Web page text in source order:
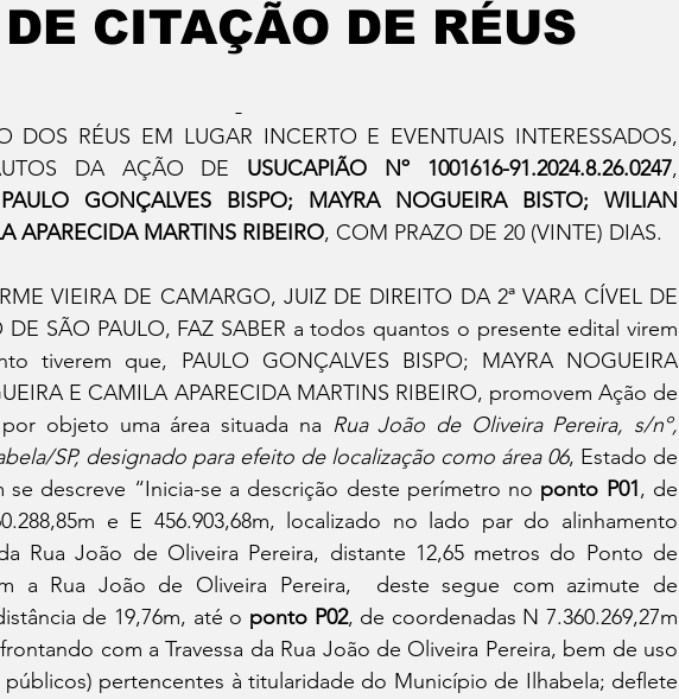
CITAÇÃO DE RÉUS
DOS RÉUS EM LUGAR INCERTO E EVENTUAIS INTERESSADOS,
DA AÇÃO DE USUCAPIÃO Nº 1001616-91.2024.8.26.0247,
PAULO GONÇALVES BISPO; MAYRA NOGUEIRA BISTO; WILIAN
APARECIDA MARTINS RIBEIRO, COM PRAZO DE 20 (VINTE) DIAS.
VIEIRA DE CAMARGO, JUIZ DE DIREITO DA 2ª VARA CÍVEL DE
DE SÃO PAULO, FAZ SABER a todos quantos o presente edital virem
tiverem que, PAULO GONÇALVES BISPO; MAYRA NOGUEIRA
E CAMILA APARECIDA MARTINS RIBEIRO, promovem Ação de
objeto uma área situada na Rua João de Oliveira Pereira, s/nº,
SP, designado para efeito de localização como área 06, Estado de
se descreve “Inicia-se a descrição deste perímetro no ponto P01, de
e E 456.903,68m, localizado no lado par do alinhamento
Rua João de Oliveira Pereira, distante 12,65 metros do Ponto de
a Rua João de Oliveira Pereira,  deste segue com azimute de
de 19,76m, até o ponto P02, de coordenadas N 7.360.269,27m
com a Travessa da Rua João de Oliveira Pereira, bem de uso
pertencentes à titularidade do Município de Ilhabela; deflete